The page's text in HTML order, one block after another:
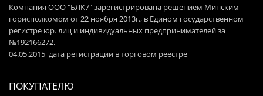
Компания ООО "БЛК7" зарегистрирована решением Минским
горисполкомом от 22 ноября 2013г., в Едином государственном
регистре юр. лиц и индивидуальных предпринимателей за
№192166272.
04.05.2015 дата регистрации в торговом реестре
ПОКУПАТЕЛЮ